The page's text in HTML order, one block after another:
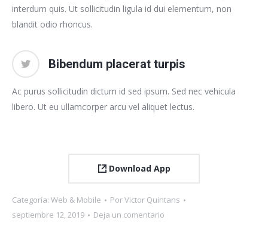
interdum quis. Ut sollicitudin ligula id dui elementum, non
blandit odio rhoncus.
Bibendum placerat turpis
Ac purus sollicitudin dictum id sed ipsum. Sed nec vehicula
libero. Ut eu ullamcorper arcu vel aliquet lectus.
Download App
Categoría: Web & Mobile PorVictor Quintans
septiembre 12, 2019
Deja un comentario